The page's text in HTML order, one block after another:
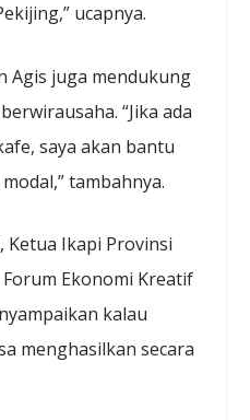
ucapnya.
Agis juga mendukung
“Jika ada
saya akan bantu
tambahnya.
Ketua Ikapi Provinsi
Ekonomi Kreatif
kalau
menghasilkan secara